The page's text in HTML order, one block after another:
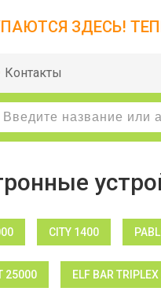
ЗДЕСЬ!
Контакты
CITY 1400
25000 ELF BAR